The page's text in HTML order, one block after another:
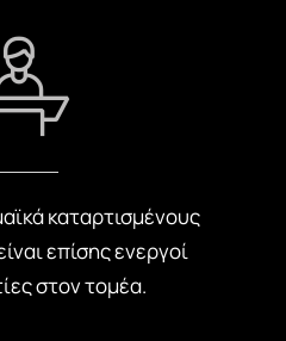
καταρτισμένους
επίσης ενεργοί
στον τομέα.